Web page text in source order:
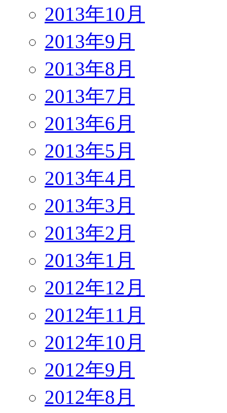
2013年10月
2013年9月
2013年8月
2013年7月
2013年6月
2013年5月
2013年4月
2013年3月
2013年2月
2013年1月
2012年12月
2012年11月
2012年10月
2012年9月
2012年8月